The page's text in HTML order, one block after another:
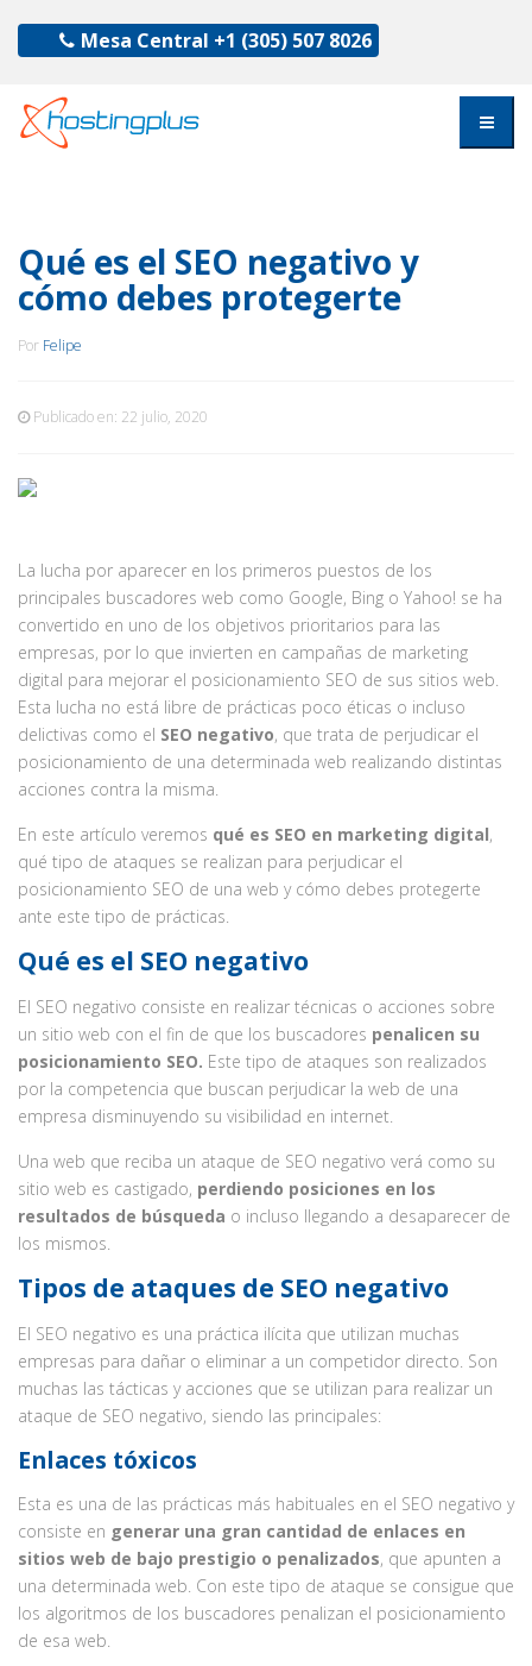
Mesa Central +1 (305) 507 8026
Qué es el SEO negativo y
cómo debes protegerte
Por Felipe
Publicado en: 22 julio, 2020
La lucha por aparecer en los primeros puestos de los
principales buscadores web como Google, Bing o Yahoo! se ha
convertido en uno de los objetivos prioritarios para las
empresas, por lo que invierten en campañas de marketing
digital para mejorar el posicionamiento SEO de sus sitios web.
Esta lucha no está libre de prácticas poco éticas o incluso
delictivas como el SEO negativo, que trata de perjudicar el
posicionamiento de una determinada web realizando distintas
acciones contra la misma.
En este artículo veremos qué es SEO en marketing digital,
qué tipo de ataques se realizan para perjudicar el
posicionamiento SEO de una web y cómo debes protegerte
ante este tipo de prácticas.
Qué es el SEO negativo
El SEO negativo consiste en realizar técnicas o acciones sobre
un sitio web con el fin de que los buscadores penalicen su
posicionamiento SEO. Este tipo de ataques son realizados
por la competencia que buscan perjudicar la web de una
empresa disminuyendo su visibilidad en internet.
Una web que reciba un ataque de SEO negativo verá como su
sitio web es castigado, perdiendo posiciones en los
resultados de búsqueda o incluso llegando a desaparecer de
los mismos.
Tipos de ataques de SEO negativo
El SEO negativo es una práctica ilícita que utilizan muchas
empresas para dañar o eliminar a un competidor directo. Son
muchas las tácticas y acciones que se utilizan para realizar un
ataque de SEO negativo, siendo las principales:
Enlaces tóxicos
Esta es una de las prácticas más habituales en el SEO negativo y
consiste en generar una gran cantidad de enlaces en
sitios web de bajo prestigio o penalizados, que apunten a
una determinada web. Con este tipo de ataque se consigue que
los algoritmos de los buscadores penalizan el posicionamiento
de esa web.